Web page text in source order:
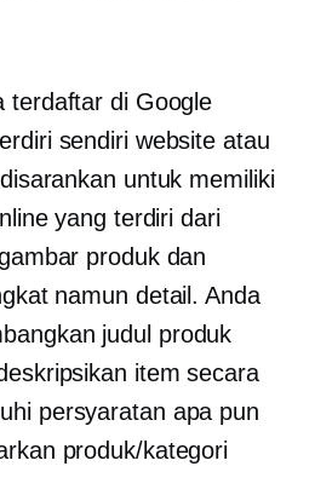
terdaftar di Google
sendiriwebsite atau
untuk memiliki
yang terdiri dari
produk dan
namun detail. Anda
judul produk
item secara
persyaratan apa pun
produk/kategori